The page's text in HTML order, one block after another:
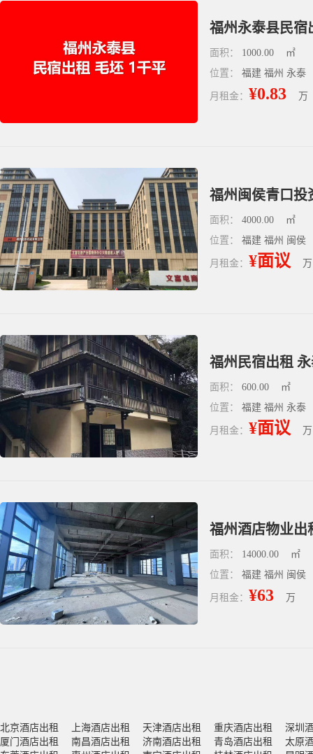
福州永泰县民宿
面积： 1000.00
㎡
位置： 福建 福州 永泰
月租金： ¥0.83 万
福州闽侯青口投
面积： 4000.00
㎡
位置： 福建 福州 闽侯
月租金： ¥面议 万
福州民宿出租
面积： 600.00
㎡
位置： 福建 福州 永泰
月租金： ¥面议 万
福州酒店物业出
面积： 14000.00
㎡
位置： 福建 福州 闽侯
月租金： ¥63 万
北京酒店出租 上海酒店出租 天津酒店出租 重庆酒店出租
深圳
厦门酒店出租
南昌酒店出租 济南酒店出租 青岛酒店出租
太原